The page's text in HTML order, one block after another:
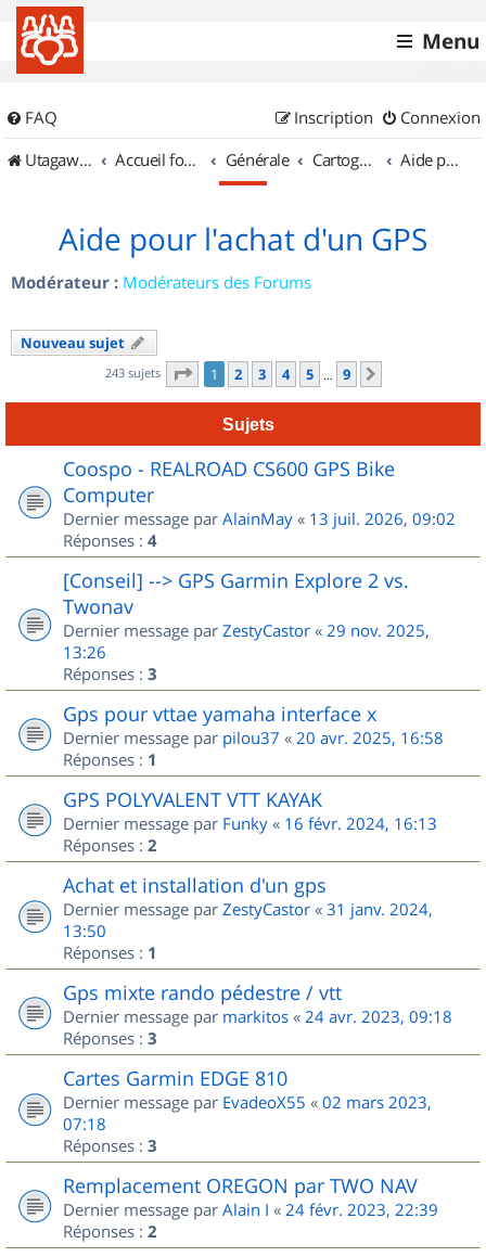
Menu
FAQ Connexion
Inscription
UtagawaVTT (Randos VTT et VTTAE avec traces GPS)
Accueil forum Générale Cartographie et GPS Aide pour l'achat d'un GPS
Aide pour l'achat d'un GPS
Modérateur : Modérateurs des Forums
Nouveau sujet
243 sujets Page 1sur
1 2 3 4 5 … 9
Sujets
Coospo - REALROAD CS600 GPS Bike
Computer
Dernier message par AlainMay « 13 juil. 2026, 09:02
Réponses : 4
[Conseil] --> GPS Garmin Explore 2 vs.
Twonav
Dernier message par ZestyCastor « 29 nov. 2025,
13:26
Réponses : 3
Gps pour vttae yamaha interface x
Dernier message par pilou37 « 20 avr. 2025, 16:58
Réponses : 1
GPS POLYVALENT VTT KAYAK
Dernier message par Funky « 16 févr. 2024, 16:13
Réponses : 2
Achat et installation d'un gps
Dernier message par ZestyCastor « 31 janv. 2024,
13:50
Réponses : 1
Gps mixte rando pédestre / vtt
Dernier message par markitos « 24 avr. 2023, 09:18
Réponses : 3
Cartes Garmin EDGE 810
Dernier message par EvadeoX55 « 02 mars 2023,
07:18
Réponses : 3
Remplacement OREGON par TWO NAV
Dernier message par Alain I « 24 févr. 2023, 22:39
Réponses : 2